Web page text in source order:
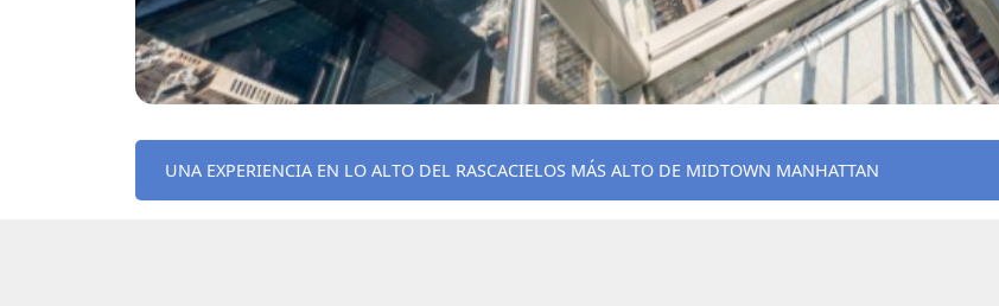
UNA EXPERIENCIA EN LO ALTO DEL RASCACIELOS MÁS ALTO DE MIDTOWN MANHATTAN